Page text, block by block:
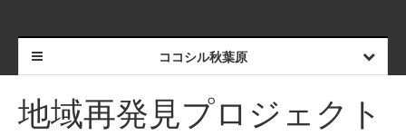
ココシル秋葉原
地域再発見プロジェクト